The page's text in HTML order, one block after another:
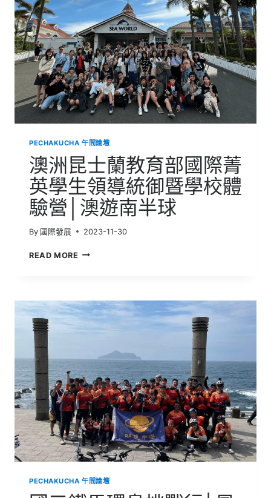
國
菁
英
學
生
領
導
統
御
校
體
驗
營
│
澳
洲
會
PECHAKUCHA 午間論壇
澳洲昆士蘭教育部國際菁
英學生領導統御暨學校體
驗營│澳遊南半球
By 國際發展 2023-11-30
READ MORE 澳
教
育
部
英
學
生
領
導
統
御
暨
校
體
PECHAKUCHA 午間論壇